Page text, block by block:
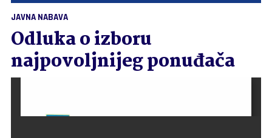
JAVNA NABAVA
Odluka o izboru
najpovoljnijeg ponuđača